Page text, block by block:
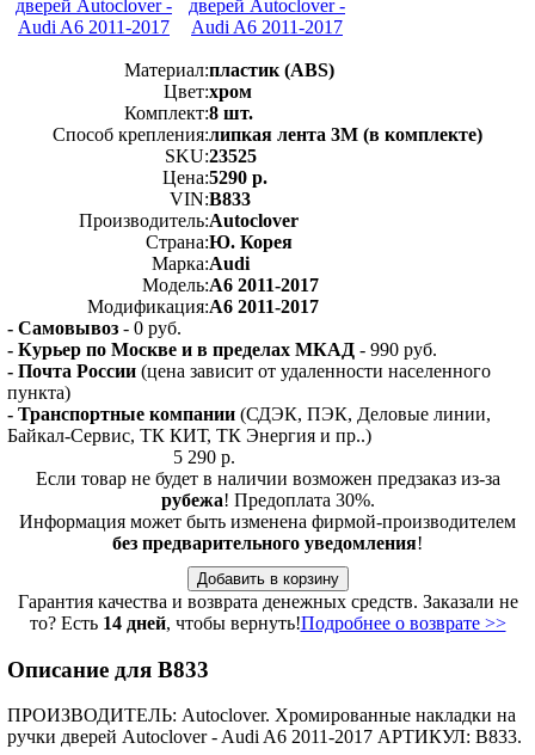
Материал:пластик (ABS)
Цвет:хром
Комплект:8 шт.
Способ крепления:липкая лента 3M (в комплекте)
SKU:23525
Цена:5290 р.
VIN:B833
Производитель:Autoclover
Страна:Ю. Корея
Марка:Audi
Модель:A6 2011-2017
Модификация:A6 2011-2017
- Самовывоз - 0 руб.
- Курьер по Москве и в пределах МКАД - 990 руб.
- Почта России (цена зависит от удаленности населенного
пункта)
- Транспортные компании (СДЭК, ПЭК, Деловые линии,
Байкал-Сервис, ТК КИТ, ТК Энергия и пр..)
5 290 р.
Если товар не будет в наличии возможен предзаказ из-за
рубежа! Предоплата 30%.
Информация может быть изменена фирмой-производителем
без предварительного уведомления!
Гарантия качества и возврата денежных средств. Заказали не
то? Есть 14 дней, чтобы вернуть!Подробнее о возврате >>
Описание для B833
ПРОИЗВОДИТЕЛЬ: Autoclover. Хромированные накладки на
ручки дверей Autoclover - Audi A6 2011-2017 АРТИКУЛ: B833.